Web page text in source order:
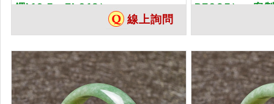
鐲)16.5，FL012）。...
線上詢問
BE025）。客